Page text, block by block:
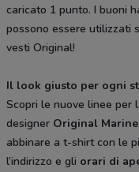
caricato 1 punto. I buoni
possono essere utilizzati
vesti Original!
Il look giusto per ogni
Scopri le nuove linee per
designer Original
abbinare a t-shirt con le
l’indirizzo e gli orari di